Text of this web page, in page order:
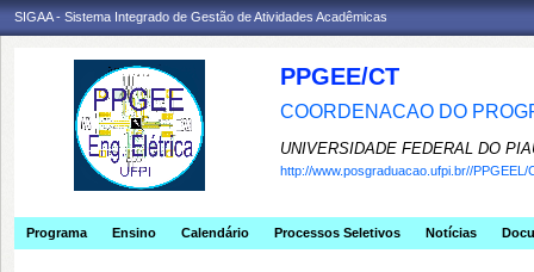
SIGAA - Sistema Integrado de Gestão de Atividades Acadêmicas
PPGEE/CT
COORDENACAO DO
UNIVERSIDADE FEDERAL DO
http://www.posgraduacao.ufpi.br//PPGEEL/
Programa Ensino Calendário Processos Seletivos Notícias